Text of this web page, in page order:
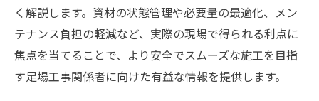
く解説します。資材の状態管理や必要量の最適化、メン
テナンス負担の軽減など、実際の現場で得られる利点に
焦点を当てることで、より安全でスムーズな施工を目指
す足場工事関係者に向けた有益な情報を提供します。